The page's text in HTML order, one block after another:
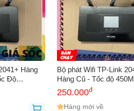
Hàng
Độ
Kết Nối
Nhất
Bộ phát Wifi TP-Link
Hàng Cũ - Tốc độ
Sóng Khỏe, Cài Đặt Dễ
Router Internet Phụ Ổn
250.000đ
Hàng mới về